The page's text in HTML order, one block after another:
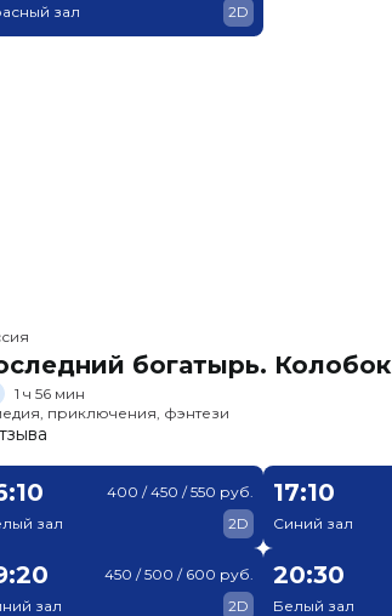
зал
2D
богатырь. Колобок
1 ч 56 мин
приключения, фэнтези
зал
400 / 450 / 550 руб.
2D
17:10
Синий зал
зал
450 / 500 / 600 руб.
2D
20:30
Белый зал